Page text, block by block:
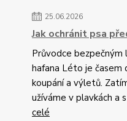
25.06.2026
Jak ochránit psa
Průvodce
hafana Léto je časem
koupání a výletů.
užíváme v plavkách a
celé